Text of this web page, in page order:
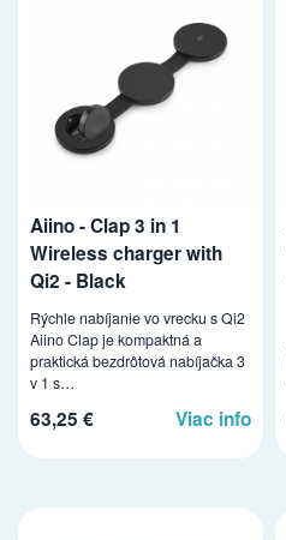
Aiino - Clap 3 in 1
Wireless charger with
Qi2 - Black
Rýchle nabíjanie vo vrecku s Qi2
Aiino Clap je kompaktná a
praktická bezdrôtová nabíjačka 3
v 1 s…
63,25 € Viac info